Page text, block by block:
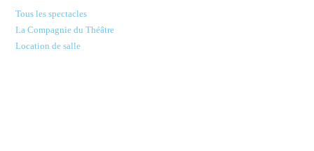
Tous les spectacles
La Compagnie du Théâtre
Location de salle